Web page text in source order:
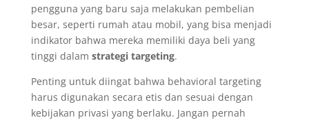
pengguna yang baru saja melakukan pembelian
besar, seperti rumah atau mobil, yang bisa menjadi
indikator bahwa mereka memiliki daya beli yang
tinggi dalam strategi targeting.
Penting untuk diingat bahwa behavioral targeting
harus digunakan secara etis dan sesuai dengan
kebijakan privasi yang berlaku. Jangan pernah